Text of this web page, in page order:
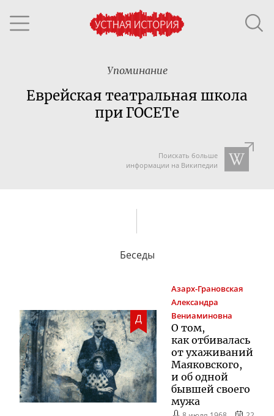
Упоминание
Еврейская театральная школа
при ГОСЕТе
Поискать больше
информации на Википедии
Беседы
Д
Азарх-Грановская
Александра
Вениаминовна
О том,
как отбивалась
от ухаживаний
Маяковского,
и об одной
бывшей своего
мужа